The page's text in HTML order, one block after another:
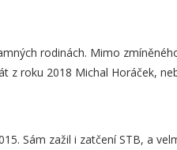
rodinách. Mimo
roku 2018 Michal Horáček,
Sám zažil i zatčení STB, a